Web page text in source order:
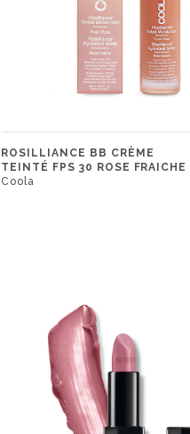
ROSILLIANCE BB CRÈME
TEINTÉ FPS 30 ROSE FRAICHE
Coola